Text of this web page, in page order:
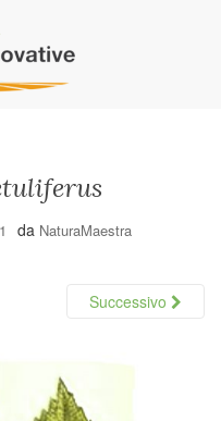
da NaturaMaestra
Successivo